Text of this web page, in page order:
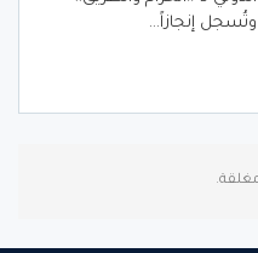
وتُسجل إنجازاً…